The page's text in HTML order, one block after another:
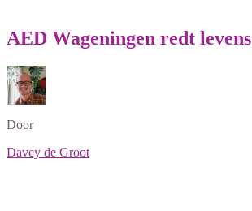
AED Wageningen redt levens
Door
Davey de Groot